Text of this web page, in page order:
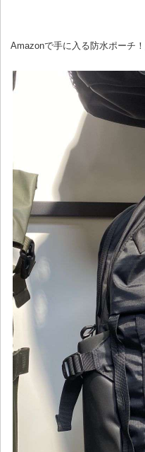
Amazonで手に入る防水ポーチ！